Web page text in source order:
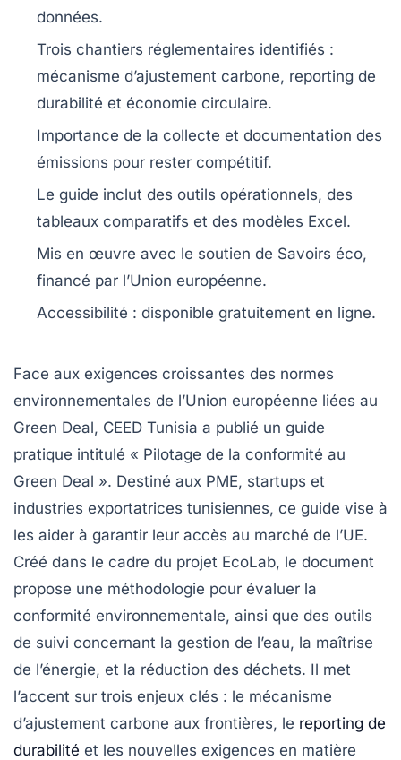
données.
Trois chantiers réglementaires identifiés :
mécanisme d’ajustement carbone, reporting de
durabilité et économie circulaire.
Importance de la collecte et documentation des
émissions pour rester compétitif.
Le guide inclut des outils opérationnels, des
tableaux comparatifs et des modèles Excel.
Mis en œuvre avec le soutien de Savoirs éco,
financé par l’Union européenne.
Accessibilité : disponible gratuitement en ligne.
Face aux exigences croissantes des normes
environnementales de l’Union européenne liées au
Green Deal, CEED Tunisia a publié un guide
pratique intitulé « Pilotage de la conformité au
Green Deal ». Destiné aux PME, startups et
industries exportatrices tunisiennes, ce guide vise à
les aider à garantir leur accès au marché de l’UE.
Créé dans le cadre du projet EcoLab, le document
propose une méthodologie pour évaluer la
conformité environnementale, ainsi que des outils
de suivi concernant la gestion de l’eau, la maîtrise
de l’énergie, et la réduction des déchets. Il met
l’accent sur trois enjeux clés : le mécanisme
d’ajustement carbone aux frontières, le reporting de
durabilité et les nouvelles exigences en matière